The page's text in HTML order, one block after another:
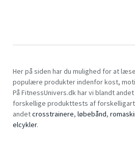
Her på siden har du mulighed for at
populære produkter indenfor kost,
På FitnessUnivers.dk har vi blandt
forskellige produkttests af
andetcrosstrainere, løbebånd,
elcykler.